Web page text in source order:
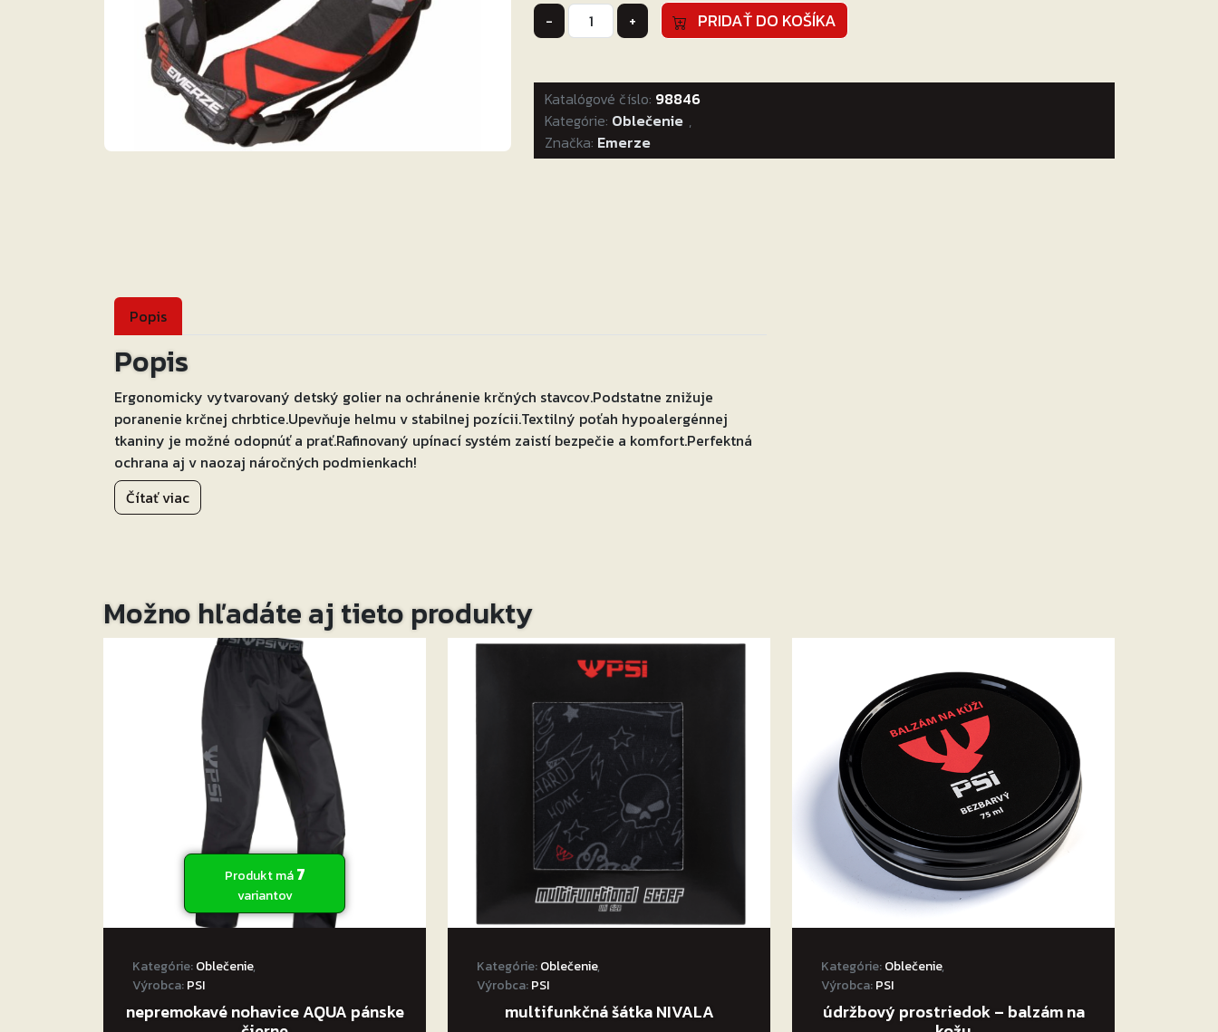
-
množstvo
Detský
Emerze
EM12
čierny
+ PRIDAŤ DO KOŠÍKA
Katalógové číslo: 98846
Kategórie: Oblečenie ,
Značka: Emerze
Popis
Popis
Ergonomicky vytvarovaný detský golier na ochránenie krčných stavcov.Podstatne znižuje
poranenie krčnej chrbtice.Upevňuje helmu v stabilnej pozícii.Textilný poťah hypoalergénnej
tkaniny je možné odopnúť a prať.Rafinovaný upínací systém zaistí bezpečie a komfort.Perfektná
ochrana aj v naozaj náročných podmienkach!
Čítať viac
Možno hľadáte aj tieto produkty
Produkt má7
variantov
Kategórie:Oblečenie,
Výrobca:PSI
nepremokavé nohavice AQUA pánske
Kategórie:Oblečenie,
Výrobca:PSI
multifunkčná šátka NIVALA
Kategórie:Oblečenie,
Výrobca:PSI
údržbový prostriedok – balzám na